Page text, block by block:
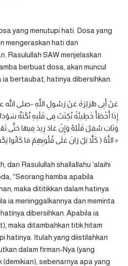
yang menutupi hati. Dosa yang
mengeraskan hati dan
Rasulullah SAW menjelaskan
berbuat dosa, akan muncul
ia bertaubat, hatinya dibersihkan.
عَنْ أَبِى هُرَيْرَةَ عَنْ رَسُولِ اللَّهِ -صلى الله
إِذَا أَخْطَأَ خَطِيئَةً نُكِتَتْ فِى قَلْبِهِ نُكْتَةٌ
وَتَابَ سُقِلَ قَلْبُهُ وَإِنْ عَادَ زِيدَ فِيهَا حَتَّى
اللَّهُ ( كَلاَّ بَلْ رَانَ عَلَى قُلُوبِهِمْ مَا كَانُوا يَكْسِبُونَ) »
dari Rasulullah shallallahu ‘alaihi
“Seorang hamba apabila
maka dititikkan dalam hatinya
ia meninggalkannya dan meminta
dibersihkan. Apabila ia
maka ditambahkan titik hitam
hatinya. Itulah yang diistilahkan
dalam firman-Nya (yang
(demikian), sebenarnya apa yang